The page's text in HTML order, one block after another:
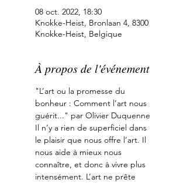
08 oct. 2022, 18:30
Knokke-Heist, Bronlaan 4, 8300
Knokke-Heist, Belgique
À propos de l'événement
"L’art ou la promesse du
bonheur : Comment l’art nous
guérit..." par Olivier Duquenne
Il n’y a rien de superficiel dans
le plaisir que nous offre l’art. Il
nous aide à mieux nous
connaître, et donc à vivre plus
intensément. L’art ne prête